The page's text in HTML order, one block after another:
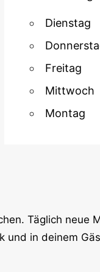
Dienstag
Freitag
Mittwoch
Montag
Täglich neue
und in deinem